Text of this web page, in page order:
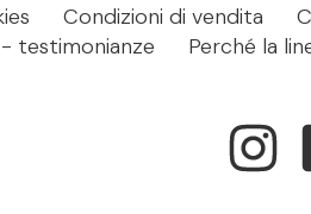
Condizioni di vendita
testimonianze
Perché la